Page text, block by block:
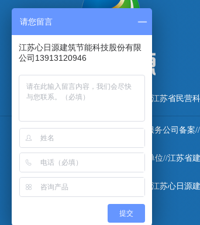
江苏省民
国家发改委第五批节能服务公司备案
中国建筑节能协会会员单位//江苏省
江苏心日源
请您留言
江苏心日源建筑节能科技股份有限
公司13913120946
提交